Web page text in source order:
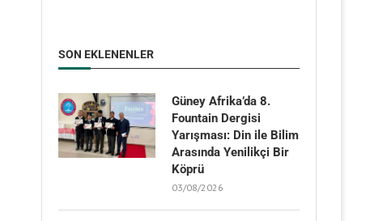
SON EKLENENLER
Güney Afrika’da 8.
Fountain Dergisi
Yarışması: Din ile Bilim
Arasında Yenilikçi Bir
Köprü
03/08/2026